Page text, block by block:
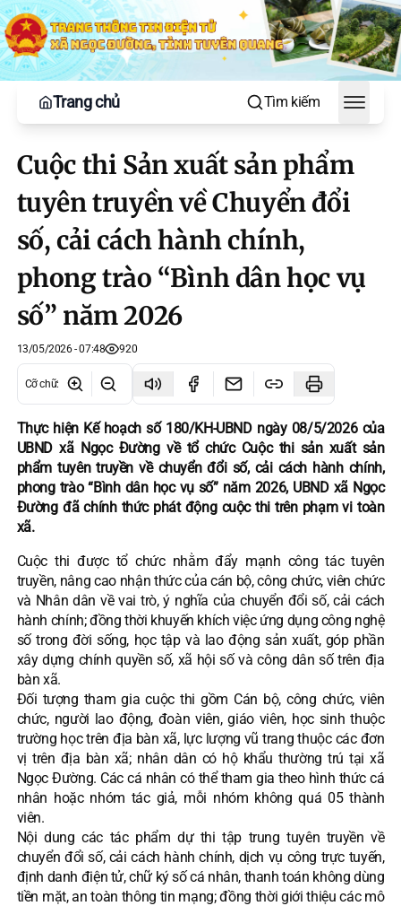
Trang chủ Tìm kiếm
Toggle
Cuộc thi Sản xuất sản phẩm
tuyên truyền về Chuyển đổi
số, cải cách hành chính,
phong trào “Bình dân học vụ
số” năm 2026
13/05/2026 - 07:48 920
Cỡ chữ:
Thực hiện Kế hoạch số 180/KH-UBND ngày 08/5/2026 của
UBND xã Ngọc Đường về tổ chức Cuộc thi sản xuất sản
phẩm tuyên truyền về chuyển đổi số, cải cách hành chính,
phong trào “Bình dân học vụ số” năm 2026, UBND xã Ngọc
Đường đã chính thức phát động cuộc thi trên phạm vi toàn
xã.
Cuộc thi được tổ chức nhằm đẩy mạnh công tác tuyên
truyền, nâng cao nhận thức của cán bộ, công chức, viên chức
và Nhân dân về vai trò, ý nghĩa của chuyển đổi số, cải cách
hành chính; đồng thời khuyến khích việc ứng dụng công nghệ
số trong đời sống, học tập và lao động sản xuất, góp phần
xây dựng chính quyền số, xã hội số và công dân số trên địa
bàn xã.
Đối tượng tham gia cuộc thi gồm Cán bộ, công chức, viên
chức, người lao động, đoàn viên, giáo viên, học sinh thuộc
trường học trên địa bàn xã, lực lượng vũ trang thuộc các đơn
vị trên địa bàn xã; nhân dân có hộ khẩu thường trú tại xã
Ngọc Đường. Các cá nhân có thể tham gia theo hình thức cá
nhân hoặc nhóm tác giả, mỗi nhóm không quá 05 thành
viên.
Nội dung các tác phẩm dự thi tập trung tuyên truyền về
chuyển đổi số, cải cách hành chính, dịch vụ công trực tuyến,
định danh điện tử, chữ ký số cá nhân, thanh toán không dùng
tiền mặt, an toàn thông tin mạng; đồng thời giới thiệu các mô